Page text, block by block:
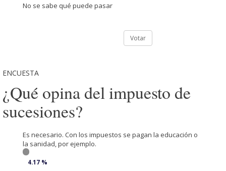
No se sabe qué puede pasar
Votar
ENCUESTA
¿Qué opina del impuesto de
sucesiones?
Es necesario. Con los impuestos se pagan la educación o
la sanidad, por ejemplo.
4.17 %